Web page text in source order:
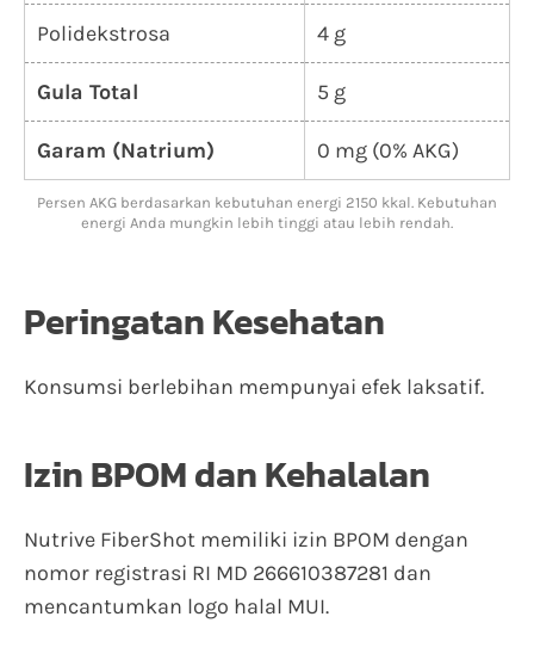
Polidekstrosa 4 g
Gula Total 5 g
Garam (Natrium) 0 mg (0% AKG)
Persen AKG berdasarkan kebutuhan energi 2150 kkal. Kebutuhan
energi Anda mungkin lebih tinggi atau lebih rendah.
Peringatan Kesehatan
Konsumsi berlebihan mempunyai efek laksatif.
Izin BPOM dan Kehalalan
Nutrive FiberShot memiliki izin BPOM dengan
nomor registrasi RI MD 266610387281 dan
mencantumkan logo halal MUI.